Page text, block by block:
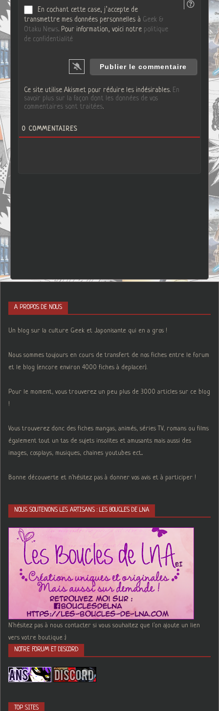
En cochant cette case, j’accepte de
transmettre mes données personnelles à Geek &
Otaku News. Pour information, voici notre politique
de confidentialité
Ce site utilise Akismet pour réduire les indésirables. En
savoir plus sur la façon dont les données de vos
commentaires sont traitées.
0 COMMENTAIRES
A PROPOS DE NOUS
Un blog sur la culture Geek et Japonisante qui en a gros !
Nous sommes toujours en cours de transfert de nos fiches entre le forum
et le blog (encore environ 4000 fiches à deplacer).
Pour le moment, vous trouverez un peu plus de 3000 articles sur ce blog
!
Vous trouverez donc des fiches mangas, animés, séries TV, romans ou films
également tout un tas de sujets insolites et amusants mais aussi des
images, cosplays, musiques, chaines youtubes ect...
Bonne découverte et n'hésitez pas à donner vos avis et à participer !
NOUS SOUTENONS LES ARTISANS : LES BOUCLES DE LNA
N'hésitez pas à nous contacter si vous souhaitez que l'on ajoute un lien
vers votre boutique :)
NOTRE FORUM ET DISCORD
TOP SITES